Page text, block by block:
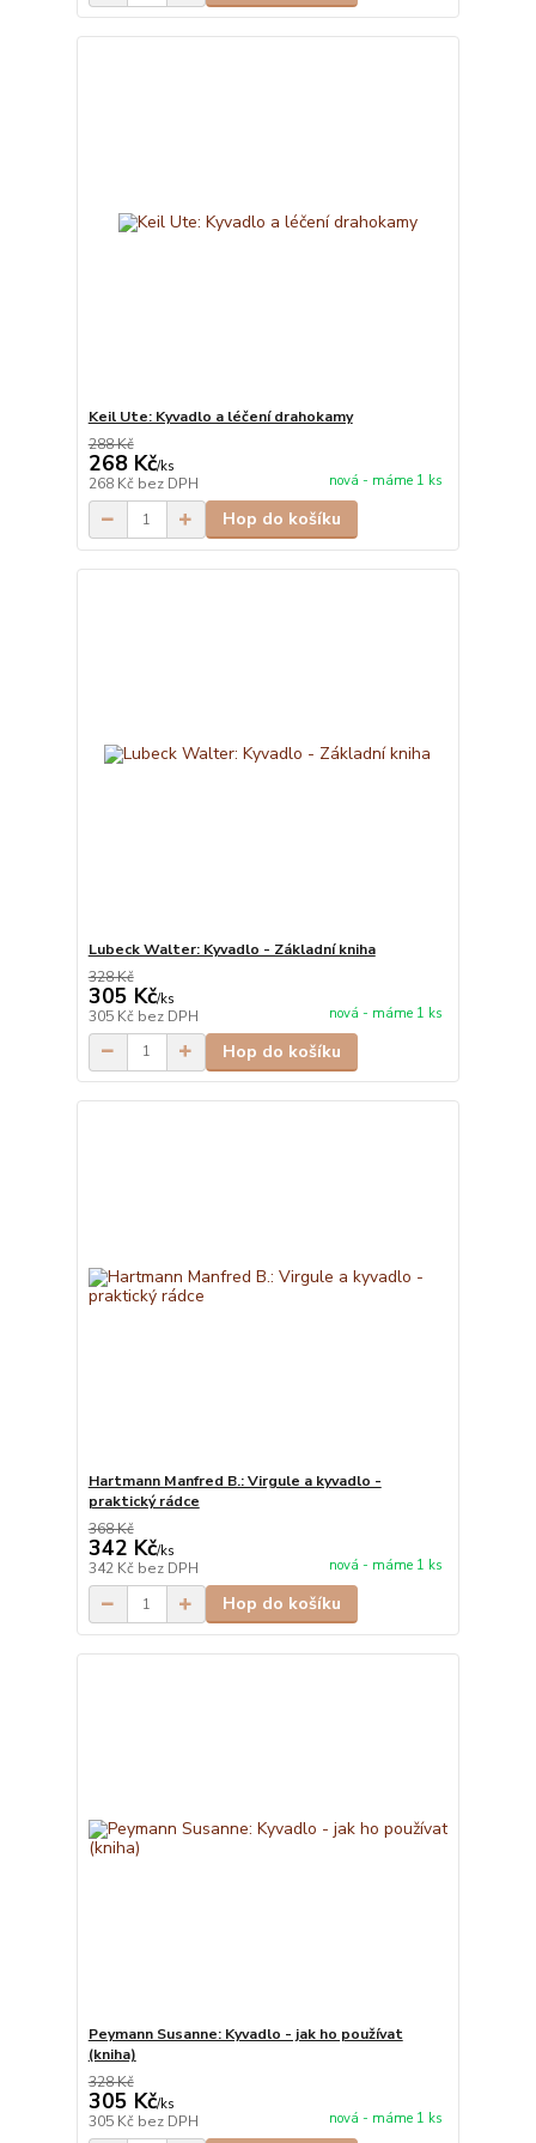
Keil Ute: Kyvadlo a léčení drahokamy
288 Kč
268 Kč/ks
268 Kč bez DPH nová - máme 1 ks
Hop do košíku
Lubeck Walter: Kyvadlo - Základní kniha
328 Kč
305 Kč/ks
305 Kč bez DPH nová - máme 1 ks
Hop do košíku
Hartmann Manfred B.: Virgule a kyvadlo -
praktický rádce
368 Kč
342 Kč/ks
342 Kč bez DPH nová - máme 1 ks
Hop do košíku
Peymann Susanne: Kyvadlo - jak ho používat
(kniha)
328 Kč
305 Kč/ks
305 Kč bez DPH nová - máme 1 ks